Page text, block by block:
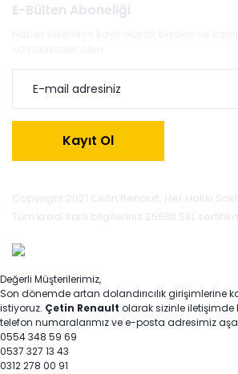
E-Bülten Aboneliği
Kayıt Ol
Copyright 2021 Cetin Renault. Her Hakkı
Tüm kredi kartı bilgileriniz 256Bit SSL
Değerli Müşterilerimiz,
Son dönemde artan dolandırıcılık girişimlerine
istiyoruz. Çetin Renault olarak sizinle iletişimde
telefon numaralarımız ve e-posta adresimiz
0554 348 59 69
0537 327 13 43
0312 278 00 91